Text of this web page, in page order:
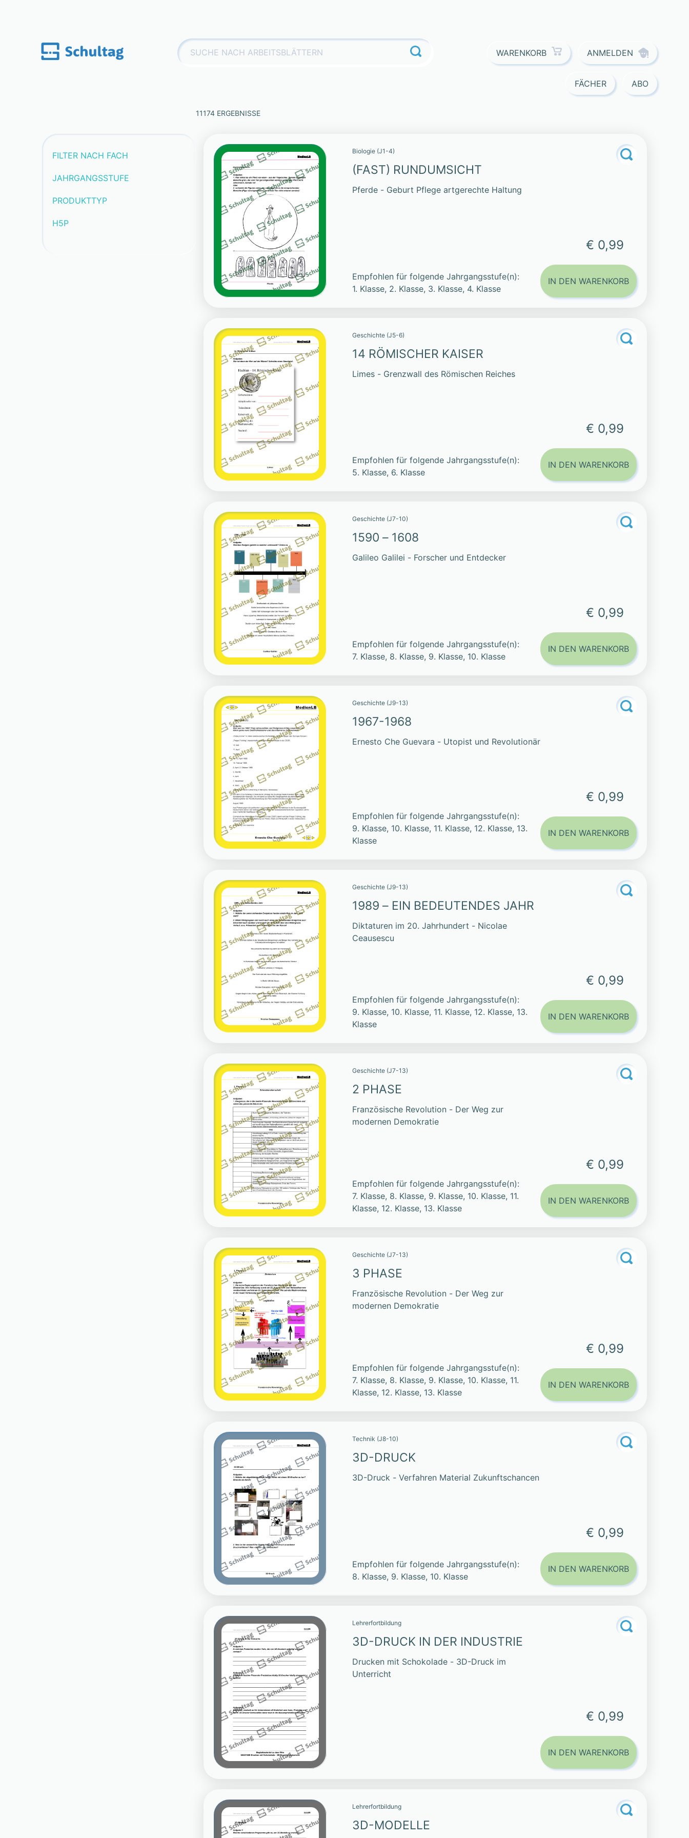
Suchen
nach:
WARENKORB ANMELDEN
FÄCHER ABO
11174 ERGEBNISSE
FILTER NACH FACH
JAHRGANGSSTUFE
PRODUKTTYP
H5P
Biologie (J1-4)
(FAST) RUNDUMSICHT
Pferde - Geburt Pflege artgerechte Haltung
Empfohlen für folgende Jahrgangsstufe(n):
1. Klasse, 2. Klasse, 3. Klasse, 4. Klasse
€ 0,99
IN DEN WARENKORB
Geschichte (J5-6)
14 RÖMISCHER KAISER
Limes - Grenzwall des Römischen Reiches
Empfohlen für folgende Jahrgangsstufe(n):
5. Klasse, 6. Klasse
€ 0,99
IN DEN WARENKORB
Geschichte (J7-10)
1590 – 1608
Galileo Galilei - Forscher und Entdecker
Empfohlen für folgende Jahrgangsstufe(n):
7. Klasse, 8. Klasse, 9. Klasse, 10. Klasse
€ 0,99
IN DEN WARENKORB
Geschichte (J9-13)
1967-1968
Ernesto Che Guevara - Utopist und Revolutionär
Empfohlen für folgende Jahrgangsstufe(n):
9. Klasse, 10. Klasse, 11. Klasse, 12. Klasse, 13.
Klasse
€ 0,99
IN DEN WARENKORB
Geschichte (J9-13)
1989 – EIN BEDEUTENDES JAHR
Diktaturen im 20. Jahrhundert - Nicolae
Ceausescu
Empfohlen für folgende Jahrgangsstufe(n):
9. Klasse, 10. Klasse, 11. Klasse, 12. Klasse, 13.
Klasse
€ 0,99
IN DEN WARENKORB
Geschichte (J7-13)
2 PHASE
Französische Revolution - Der Weg zur
modernen Demokratie
Empfohlen für folgende Jahrgangsstufe(n):
7. Klasse, 8. Klasse, 9. Klasse, 10. Klasse, 11.
Klasse, 12. Klasse, 13. Klasse
€ 0,99
IN DEN WARENKORB
Geschichte (J7-13)
3 PHASE
Französische Revolution - Der Weg zur
modernen Demokratie
Empfohlen für folgende Jahrgangsstufe(n):
7. Klasse, 8. Klasse, 9. Klasse, 10. Klasse, 11.
Klasse, 12. Klasse, 13. Klasse
€ 0,99
IN DEN WARENKORB
Technik (J8-10)
3D-DRUCK
3D-Druck - Verfahren Material Zukunftschancen
Empfohlen für folgende Jahrgangsstufe(n):
8. Klasse, 9. Klasse, 10. Klasse
€ 0,99
IN DEN WARENKORB
Lehrerfortbildung
3D-DRUCK IN DER INDUSTRIE
Drucken mit Schokolade - 3D-Druck im
Unterricht
€ 0,99
IN DEN WARENKORB
Lehrerfortbildung
3D-MODELLE